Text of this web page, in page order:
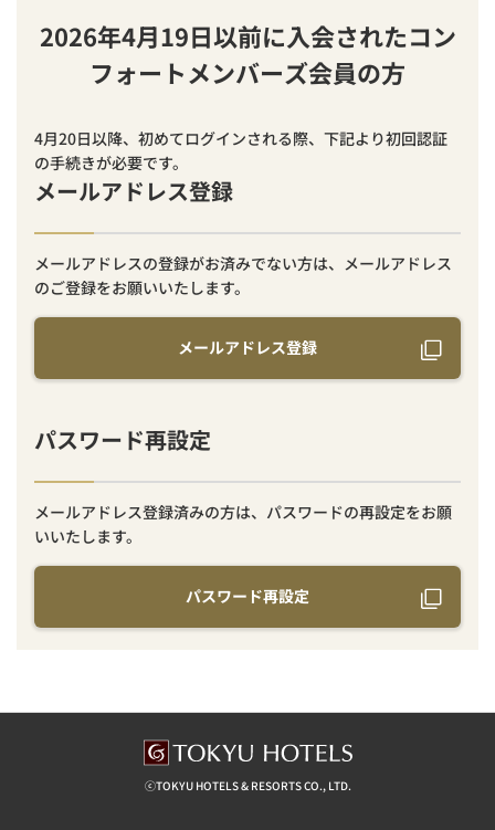
2026年4月19日以前に入会されたコン
フォートメンバーズ会員の方
4月20日以降、初めてログインされる際、下記より初回認証
の手続きが必要です。
メールアドレス登録
メールアドレスの登録がお済みでない方は、メールアドレス
のご登録をお願いいたします。
メールアドレス登録
パスワード再設定
メールアドレス登録済みの方は、パスワードの再設定をお願
いいたします。
パスワード再設定
ⓒTOKYU HOTELS & RESORTS CO., LTD.